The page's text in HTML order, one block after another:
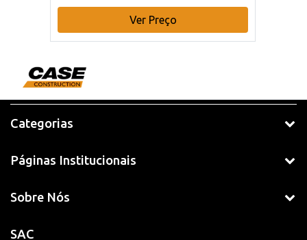
Ver Preço
Categorias
Páginas Institucionais
Sobre Nós
SAC